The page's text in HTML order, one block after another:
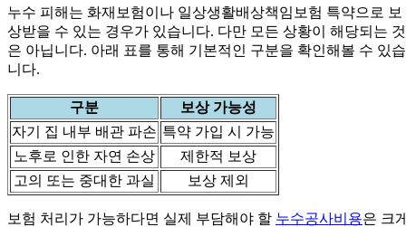
누수 피해는 화재보험이나 일상생활배상책임보험 특약으로 보
상받을 수 있는 경우가 있습니다. 다만 모든 상황이 해당되는 것
은 아닙니다. 아래 표를 통해 기본적인 구분을 확인해볼 수 있습
니다.
구분
보상 가능성
자기 집 내부 배관 파손 특약 가입 시 가능
노후로 인한 자연 손상
제한적 보상
고의 또는 중대한 과실
보상 제외
보험 처리가 가능하다면 실제 부담해야 할 누수공사비용은 크